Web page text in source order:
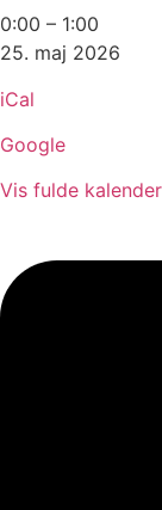
2.
Pinsedag
Hatten
er
0:00 – 1:00
25. maj 2026
iCal
Google
Vis fulde kalender